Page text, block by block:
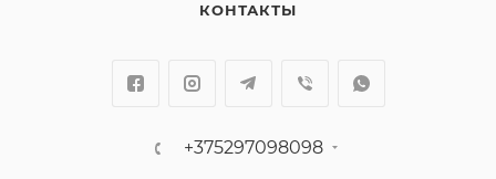
КОНТАКТЫ
+375297098098